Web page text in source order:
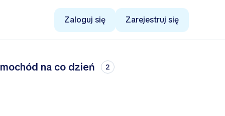
Zaloguj się Zarejestruj się
na co dzień 2